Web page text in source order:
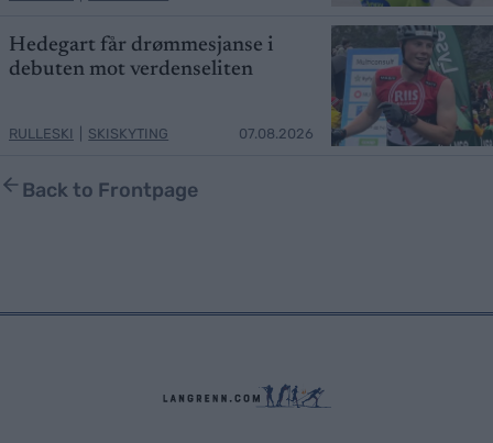
Hedegart får drømmesjanse i
debuten mot verdenseliten
RULLESKI SKISKYTING 07.08.2026
Back to Frontpage